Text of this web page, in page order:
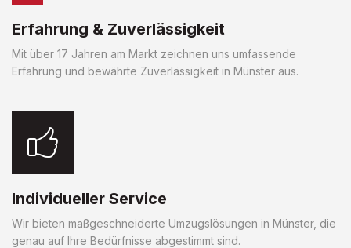
Erfahrung & Zuverlässigkeit
Mit über 17 Jahren am Markt zeichnen uns umfassende
Erfahrung und bewährte Zuverlässigkeit in Münster aus.
Individueller Service
Wir bieten maßgeschneiderte Umzugslösungen in Münster, die
genau auf Ihre Bedürfnisse abgestimmt sind.